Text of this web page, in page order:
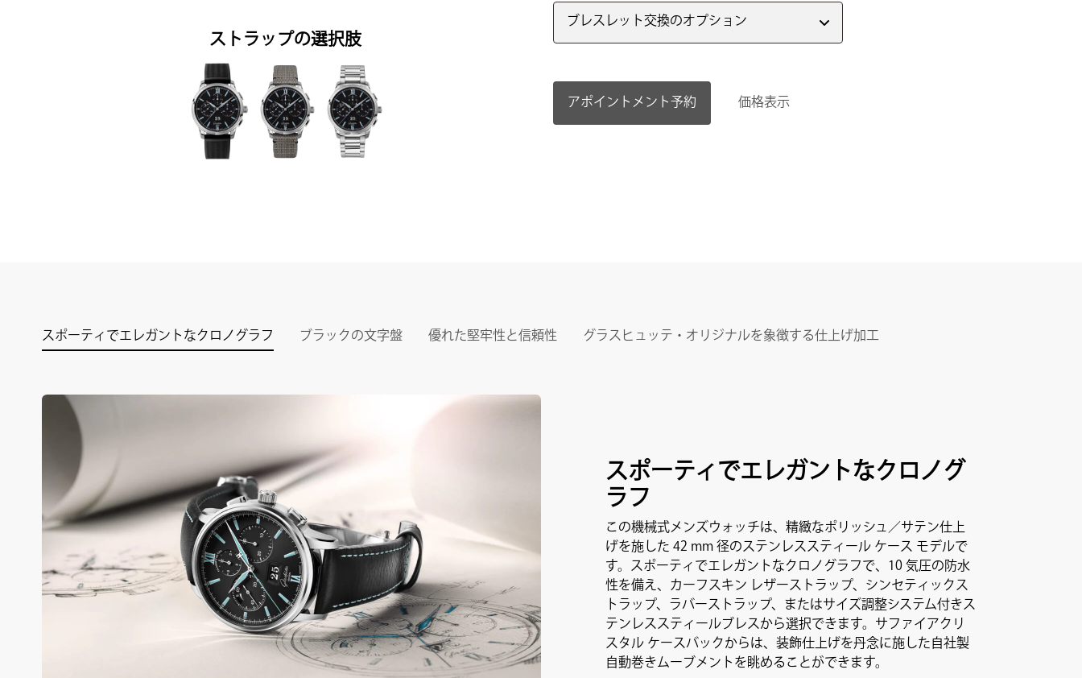
ストラップの選択肢
ブレスレット交換のオプション
アポイントメント予約 価格表示
スポーティでエレガントなクロノグラフ ブラックの文字盤 優れた堅牢性と信頼性 グラスヒュッテ・オリジナルを象徴する仕上げ加工
スポーティでエレガントなクロノグ
ラフ
この機械式メンズウォッチは、精緻なポリッシュ／サテン仕上
げを施した 42 mm 径のステンレススティール ケース モデルで
す。スポーティでエレガントなクロノグラフで、10 気圧の防水
性を備え、カーフスキン レザーストラップ、シンセティックス
トラップ、ラバーストラップ、またはサイズ調整システム付きス
テンレススティールブレスから選択できます。サファイアクリ
スタル ケースバックからは、装飾仕上げを丹念に施した自社製
自動巻きムーブメントを眺めることができます。